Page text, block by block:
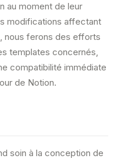
au moment de leur
modifications affectant
nous ferons des efforts
templates concernés,
compatibilité immédiate
de Notion.
soin à la conception de